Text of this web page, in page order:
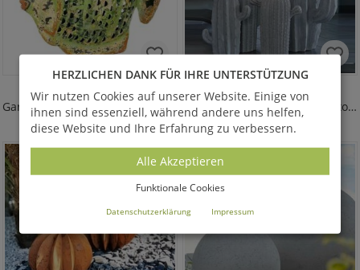
IOLANI
Gartendeko Figur Fisch aus Metall
150,00 € *
NEIVE
Gartendeko Kaktus aus Polystone
ab260,00 €
HERZLICHEN DANK FÜR IHRE UNTERSTÜTZUNG
Wir nutzen Cookies auf unserer Website. Einige von
ihnen sind essenziell, während andere uns helfen,
diese Website und Ihre Erfahrung zu verbessern.
Alle Akzeptieren
Funktionale Cookies
Datenschutzerklärung Impressum